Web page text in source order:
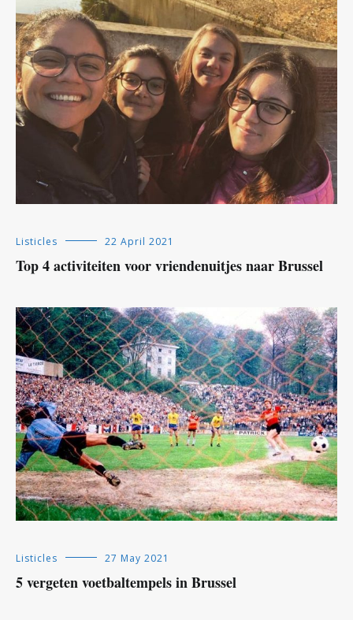
Listicles 22 April 2021
Top 4 activiteiten voor vriendenuitjes naar Brussel
Listicles 27 May 2021
5 vergeten voetbaltempels in Brussel